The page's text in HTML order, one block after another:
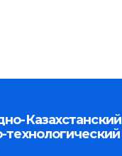
Казахстанский
технологический